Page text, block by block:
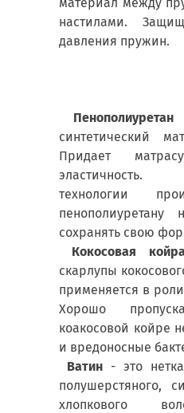
настилами.
давления пружин.
Пенополиуретан-
синтетический
Придает
технологии
сохранять свою
Кокосовая
скарлупы
применяется в
Хорошо
коакосовой койре
и вредоносные
Ватин - это
полушерстяного,
хлопкового